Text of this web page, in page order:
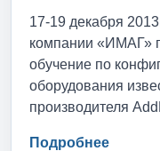
17-19 декабря
компании «ИМАГ»
обучение по
оборудования
производителя
Подробнее